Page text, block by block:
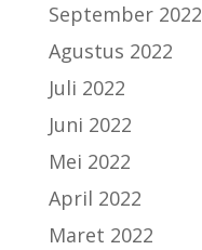
September 2022
Agustus 2022
Juli 2022
Juni 2022
Mei 2022
April 2022
Maret 2022